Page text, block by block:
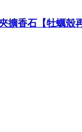
擴香石【牡蠣殼